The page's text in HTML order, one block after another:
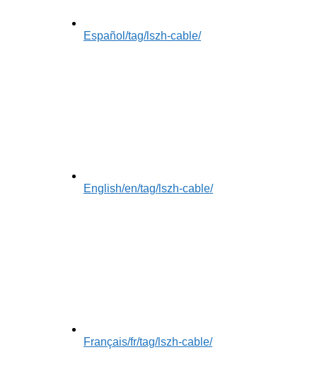
Español /tag/lszh-cable/
English/en/tag/lszh-cable/
Français/fr/tag/lszh-cable/